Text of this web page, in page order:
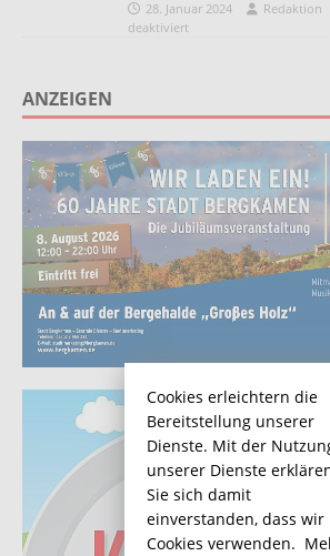
28. Januar 2024 Redaktion
deaktiviert
ANZEIGEN
Cookies erleichtern die
Bereitstellung unserer
Dienste. Mit der
unserer Dienste
Sie sich damit
einverstanden, dass wir
Cookies verwenden.